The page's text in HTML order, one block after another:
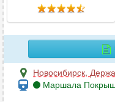
Новосибирск,
Маршала